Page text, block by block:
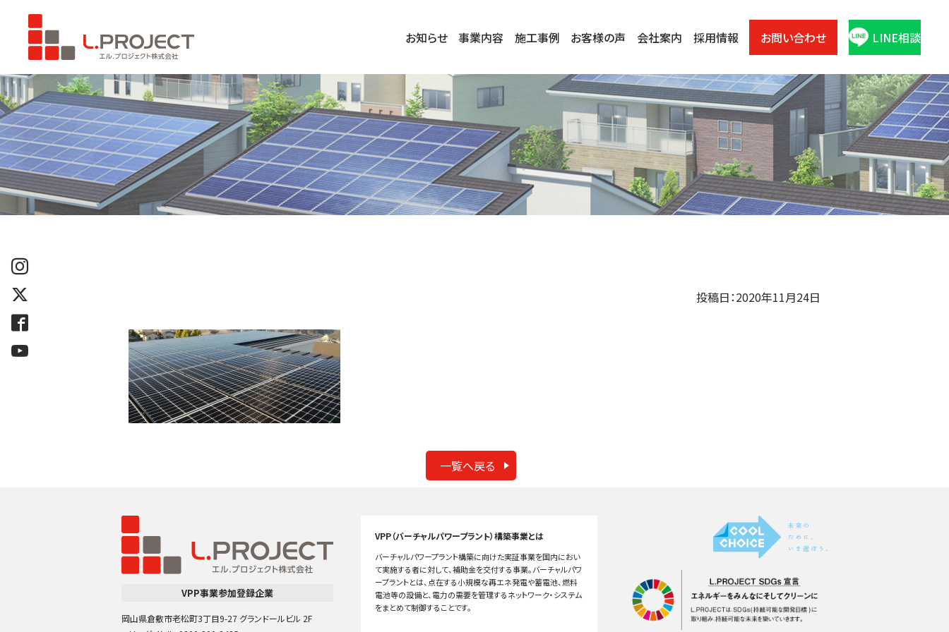
お知らせ 事業内容 施工事例 お客様の声 会社案内 採用情報 お問い合わせ LINE相談
投稿日：2020年11月24日
一覧へ戻る
VPP事業参加登録企業
岡山県倉敷市老松町3丁目9-27 グランドールビル 2F
VPP（バーチャルパワープラント）構築事業とは
バーチャルパワープラント構築に向けた実証事業を国内におい
て実施する者に対して、補助金を交付する事業。バーチャルパワ
ープラントとは、点在する小規模な再エネ発電や蓄電池、燃料
電池等の設備と、電力の需要を管理するネットワーク・システム
をまとめて制御することです。